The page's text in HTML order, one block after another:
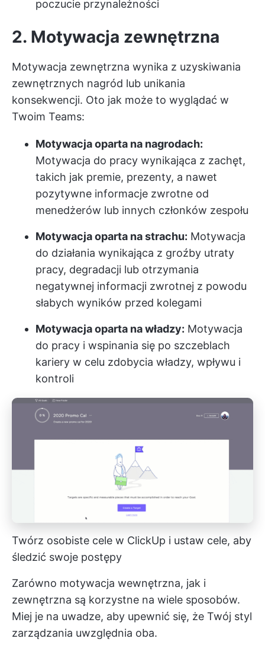
poczucie przynależności
2. Motywacja zewnętrzna
Motywacja zewnętrzna wynika z uzyskiwania
zewnętrznych nagród lub unikania
konsekwencji. Oto jak może to wyglądać w
Twoim Teams:
Motywacja oparta na nagrodach:
Motywacja do pracy wynikająca z zachęt,
takich jak premie, prezenty, a nawet
pozytywne informacje zwrotne od
menedżerów lub innych członków zespołu
Motywacja oparta na strachu: Motywacja
do działania wynikająca z groźby utraty
pracy, degradacji lub otrzymania
negatywnej informacji zwrotnej z powodu
słabych wyników przed kolegami
Motywacja oparta na władzy: Motywacja
do pracy i wspinania się po szczeblach
kariery w celu zdobycia władzy, wpływu i
kontroli
Twórz osobiste cele w ClickUp i ustaw cele, aby
śledzić swoje postępy
Zarówno motywacja wewnętrzna, jak i
zewnętrzna są korzystne na wiele sposobów.
Miej je na uwadze, aby upewnić się, że Twój styl
zarządzania uwzględnia oba.